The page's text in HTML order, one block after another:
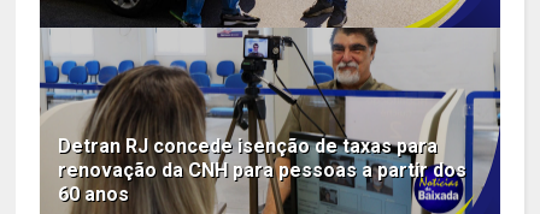
Detran RJ concede isenção de taxas para
renovação da CNH para pessoas a partir dos
60 anos